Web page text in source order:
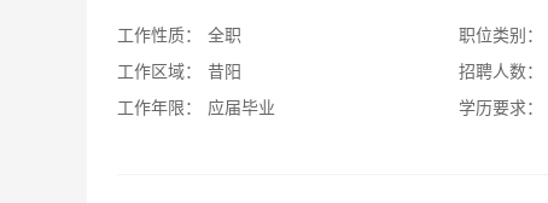
工作性质：
全职
工作区域：
昔阳
工作年限：
应届毕业
职位类别：
招聘人数：
学历要求：